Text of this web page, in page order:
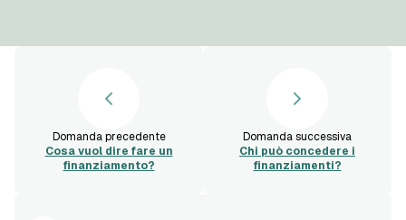
Domanda precedente
Cosa vuol dire fare un
finanziamento?
Domanda successiva
Chi può concedere i
finanziamenti?